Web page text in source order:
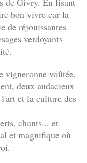
bon vivre car la
de réjouissantes
verdoyants
vigneronne voûtée,
deux audacieux
et la culture des
chants... et
et magnifiqueoù